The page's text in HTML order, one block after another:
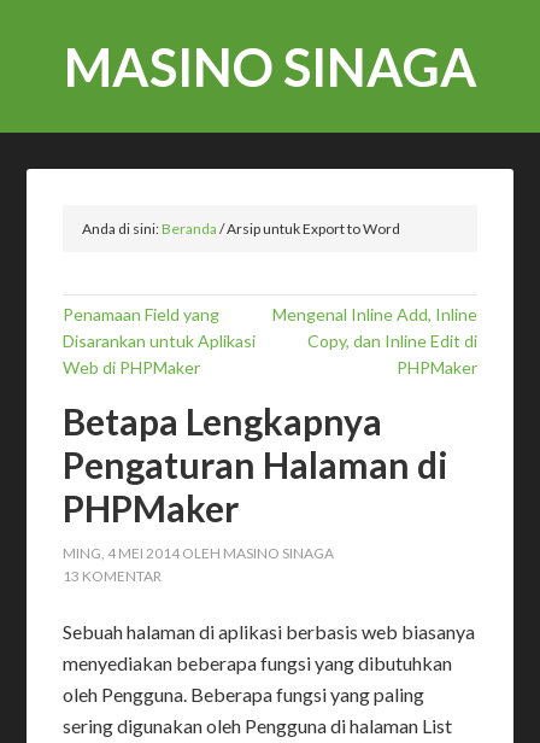
MASINO SINAGA
Anda di sini:Beranda /Arsip untuk Export to Word
Penamaan Field yang
Disarankan untuk Aplikasi
Web di PHPMaker
Mengenal Inline Add, Inline
Copy, dan Inline Edit di
PHPMaker
Betapa Lengkapnya
Pengaturan Halaman di
PHPMaker
MING, 4 MEI 2014 OLEH MASINO SINAGA
13 KOMENTAR
Sebuah halaman di aplikasi berbasis web biasanya
menyediakan beberapa fungsi yang dibutuhkan
oleh Pengguna. Beberapa fungsi yang paling
sering digunakan oleh Pengguna di halaman List